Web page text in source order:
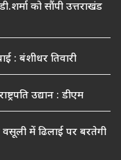
को सौंपी उत्तराखंड
: बंशीधर तिवारी
उद्यान : डीएम
में ढिलाई पर बरतेगी